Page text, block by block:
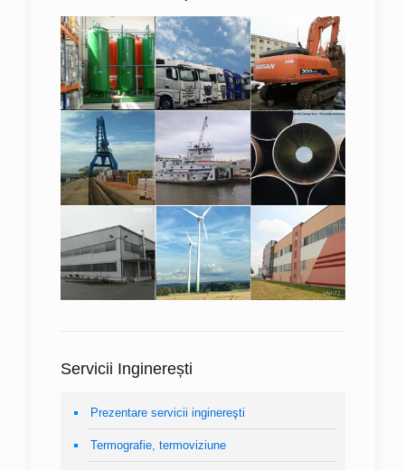
Servicii Inginerești
Prezentare servicii inginereşti
Termografie, termoviziune